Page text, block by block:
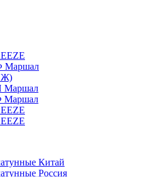
Маршал
Маршал
Маршал
Китай
Россия